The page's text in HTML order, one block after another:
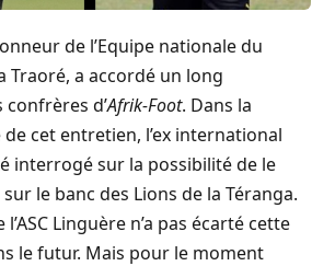
de l’Equipe nationale du
Traoré, a accordé un long
d’Afrik-Foot. Dans la
cet entretien, l’ex international
interrogé sur la possibilité de le
le banc des Lions de la Téranga.
Linguère n’a pas écarté cette
le futur. Mais pour le moment